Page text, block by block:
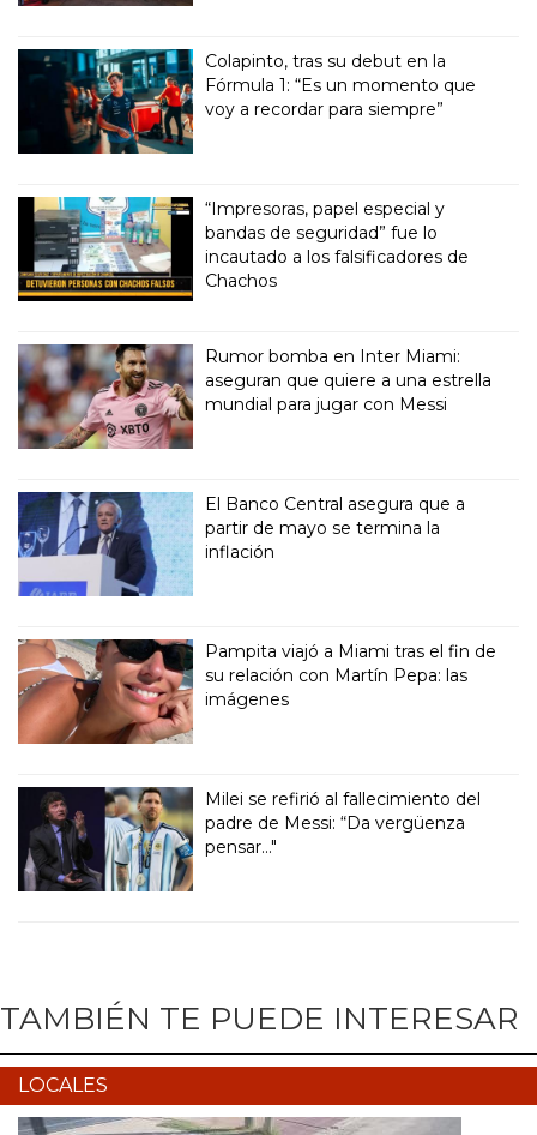
Colapinto, tras su debut en la
Fórmula 1: “Es un momento que
voy a recordar para siempre”
“Impresoras, papel especial y
bandas de seguridad” fue lo
incautado a los falsificadores de
Chachos
Rumor bomba en Inter Miami:
aseguran que quiere a una estrella
mundial para jugar con Messi
El Banco Central asegura que a
partir de mayo se termina la
inflación
Pampita viajó a Miami tras el fin de
su relación con Martín Pepa: las
imágenes
Milei se refirió al fallecimiento del
padre de Messi: “Da vergüenza
pensar..."
TAMBIÉN TE PUEDE INTERESAR
LOCALES